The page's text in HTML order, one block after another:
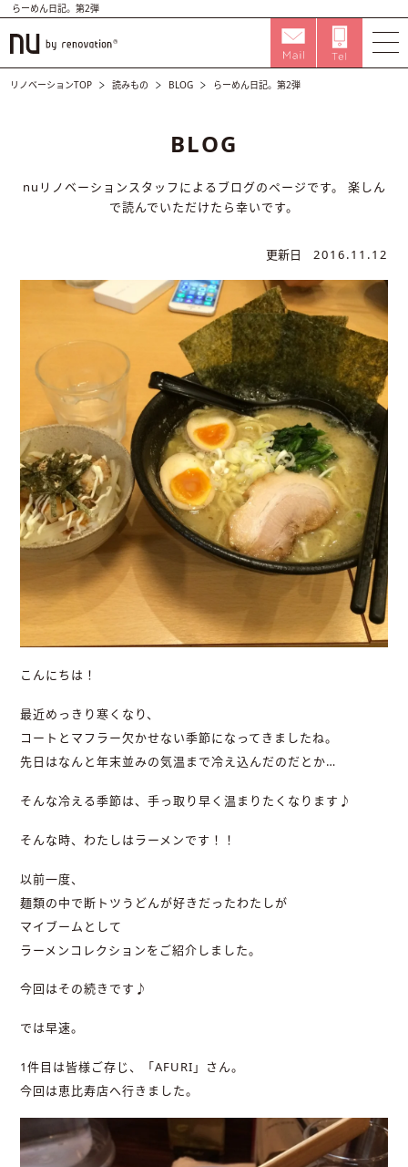
らーめん日記。第2弾
リノベーションTOP 読みもの BLOG らーめん日記。第2弾
BLOG
nuリノベーションスタッフによるブログのページです。
楽しん
で読んでいただけたら幸いです。
更新日 2016.11.12
こんにちは！
最近めっきり寒くなり、
コートとマフラー欠かせない季節になってきましたね。
先日はなんと年末並みの気温まで冷え込んだのだとか…
そんな冷える季節は、手っ取り早く温まりたくなります♪
そんな時、わたしはラーメンです！！
以前一度、
麺類の中で断トツうどんが好きだったわたしが
マイブームとして
ラーメンコレクションをご紹介しました。
今回はその続きです♪
では早速。
1件目は皆様ご存じ、「AFURI」さん。
今回は恵比寿店へ行きました。